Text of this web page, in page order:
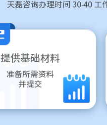
天磊咨询办理时间 30-40 工
提供基础材料
准备所需资料
并提交